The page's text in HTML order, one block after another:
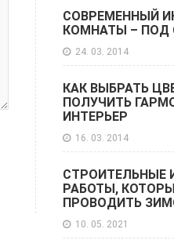
СОВРЕМЕННЫЙ
КОМНАТЫ –
24. 03. 2014
КАК ВЫБРАТЬ
ПОЛУЧИТЬ
ИНТЕРЬЕР
16. 03. 2014
СТРОИТЕЛЬНЫЕ
РАБОТЫ,
ПРОВОДИТЬ
10. 05. 2021